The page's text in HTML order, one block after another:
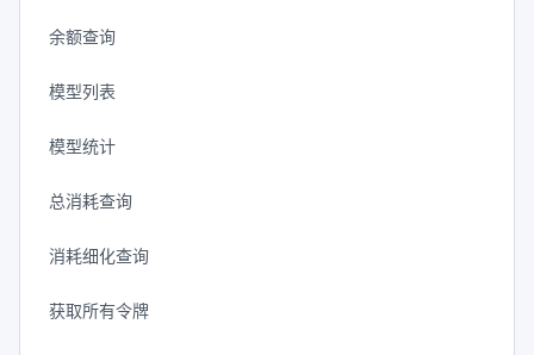
余额查询
模型列表
模型统计
总消耗查询
消耗细化查询
获取所有令牌